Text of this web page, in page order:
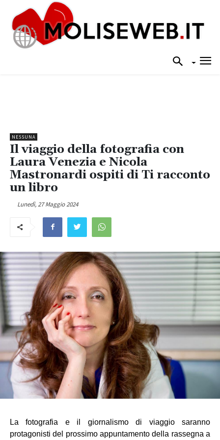
NESSUNA
Il viaggio della fotografia con
Laura Venezia e Nicola
Mastronardi ospiti di Ti racconto
un libro
Lunedì, 27 Maggio 2024
La fotografia e il giornalismo di viaggio saranno
protagonisti del prossimo appuntamento della rassegna a